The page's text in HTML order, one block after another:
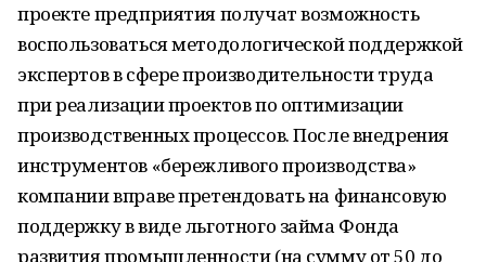
проекте предприятия получат возможность
воспользоваться методологической поддержкой
экспертов в сфере производительности труда
при реализации проектов по оптимизации
производственных процессов. После внедрения
инструментов «бережливого производства»
компании вправе претендовать на финансовую
поддержку в виде льготного займа Фонда
развития промышленности (на сумму от 50 до